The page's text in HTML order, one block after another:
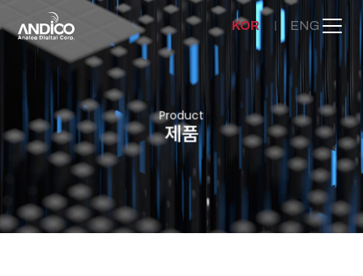
KOR ENG
회사소개
제품
뉴스룸
Product
제품